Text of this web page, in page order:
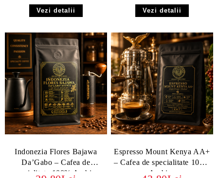
Vezi detalii Vezi detalii
Indonezia Flores Bajawa
Da’Gabo – Cafea de
specialitate 100% Arabica
Espresso Mount Kenya AA+
– Cafea de specialitate 100%
Arabica